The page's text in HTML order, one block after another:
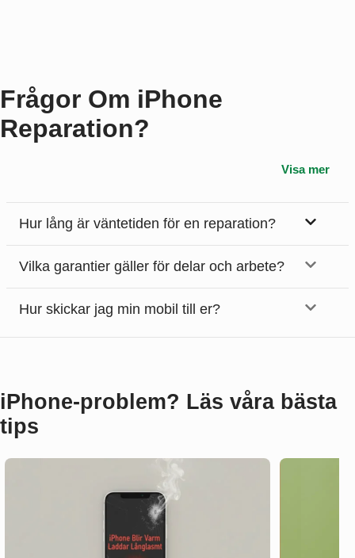
Frågor Om iPhone
Reparation?
Visa mer
Hur lång är väntetiden för en reparation?
Vilka garantier gäller för delar och arbete?
Hur skickar jag min mobil till er?
iPhone‑problem? Läs våra bästa
tips